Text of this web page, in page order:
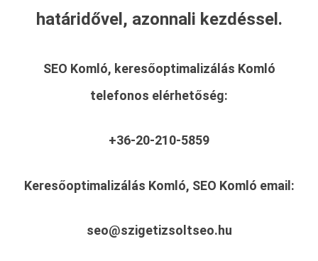
határidővel, azonnali kezdéssel.
SEO Komló, keresőoptimalizálás Komló
telefonos elérhetőség:
+36-20-210-5859
Keresőoptimalizálás Komló, SEO Komló email:
seo@szigetizsoltseo.hu